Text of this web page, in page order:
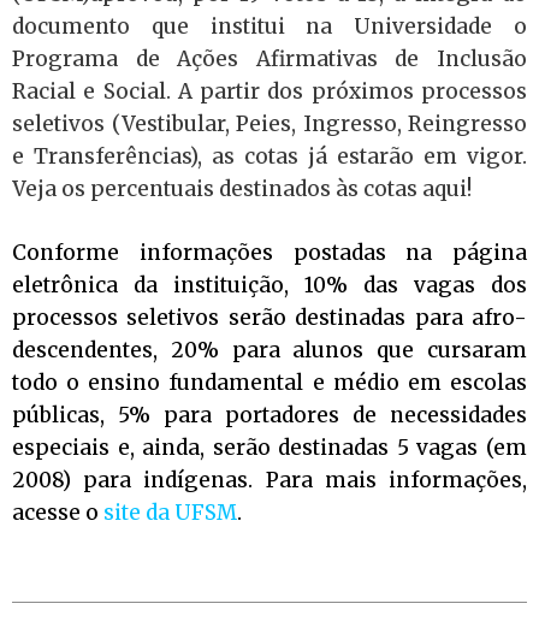
documento que institui na Universidade o
Programa de Ações Afirmativas de Inclusão
Racial e Social. A partir dos próximos processos
seletivos (Vestibular, Peies, Ingresso, Reingresso
e Transferências), as cotas já estarão em vigor.
Veja os percentuais destinados às cotas aqui!
Conforme informações postadas na página
eletrônica da instituição, 10% das vagas dos
processos seletivos serão destinadas para afro-
descendentes, 20% para alunos que cursaram
todo o ensino fundamental e médio em escolas
públicas, 5% para portadores de necessidades
especiais e, ainda, serão destinadas 5 vagas (em
2008) para indígenas. Para mais informações,
acesse o site da UFSM.